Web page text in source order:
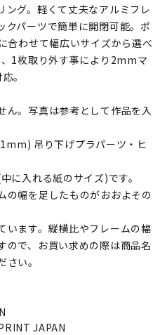
ング。軽くて丈夫なアルミフレ
クパーツで簡単に開閉可能。ポ
合わせて幅広いサイズから選べ
1枚取り外す事により2mmマ
。
ん。写真は参考として作品を入
吊り下げプラパーツ・ヒ
に入れる紙のサイズ)です。
の幅を足したものがおおよその
います。縦横比やフレームの幅
ので、お買い求めの際は商品名
い。
JAPAN